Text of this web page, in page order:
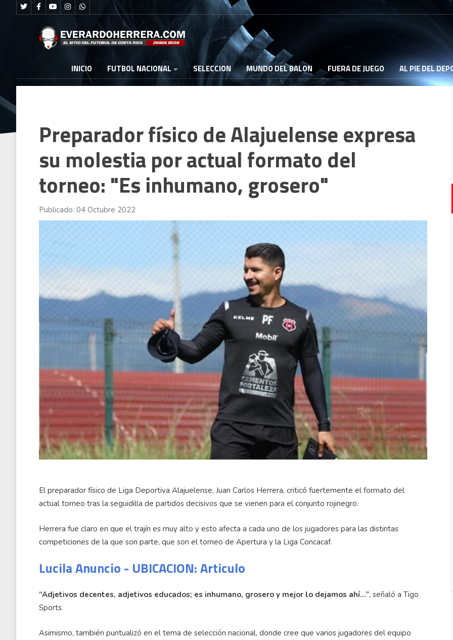
INICIO FUTBOL NACIONAL SELECCION MUNDO DEL BALON FUERA DE JUEGO AL PIE DEL
Preparador físico de Alajuelense expresa
su molestia por actual formato del
torneo: "Es inhumano, grosero"
Publicado: 04 Octubre 2022
El preparador físico de Liga Deportiva Alajuelense, Juan Carlos Herrera, criticó fuertemente el formato del
actual torneo tras la seguidilla de partidos decisivos que se vienen para el conjunto rojinegro.
Herrera fue claro en que el trajín es muy alto y esto afecta a cada uno de los jugadores para las distintas
competiciones de la que son parte, que son el torneo de Apertura y la Liga Concacaf.
Lucila Anuncio - UBICACION: Articulo
“Adjetivos decentes, adjetivos educados; es inhumano, grosero y mejor lo dejamos ahí…”, señaló a Tigo
Sports.
Asimismo, también puntualizó en el tema de selección nacional, donde cree que varios jugadores del equipo